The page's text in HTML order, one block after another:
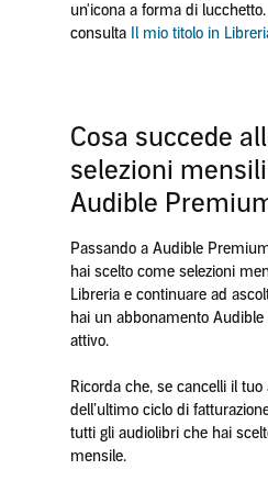
un'icona a forma di
consulta Il mio titolo in
Cosa succede
selezioni
Audible
Passando a Audible
hai scelto come selezioni
Libreria e continuare ad
hai un abbonamento
attivo.
Ricorda che, se cancelli il
dell’ultimo ciclo di
tutti gli audiolibri che hai
mensile.